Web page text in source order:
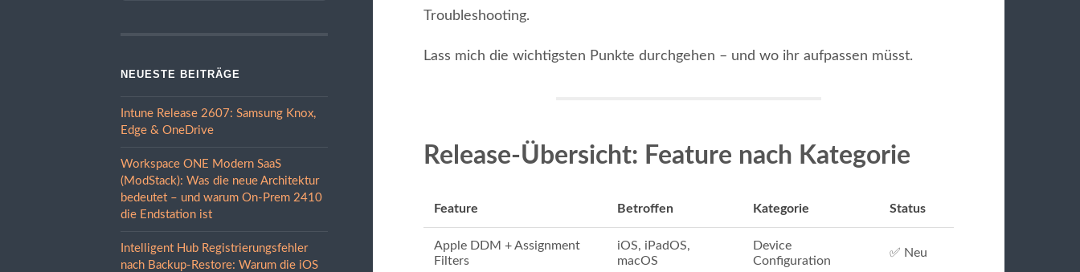
NEUESTE BEITRÄGE
Intune Release 2607: Samsung Knox,
Edge & OneDrive
Workspace ONE Modern SaaS
(ModStack): Was die neue Architektur
bedeutet – und warum On-Prem 2410
die Endstation ist
Intelligent Hub Registrierungsfehler
nach Backup-Restore: Warum die iOS
Troubleshooting.
Lass mich die wichtigsten Punkte durchgehen – und wo ihr aufpassen müsst.
Release-Übersicht: Feature nach Kategorie
Feature Betroffen Kategorie Status
Apple DDM + Assignment
Filters
iOS, iPadOS,
macOS
Device
Configuration
✅ Neu